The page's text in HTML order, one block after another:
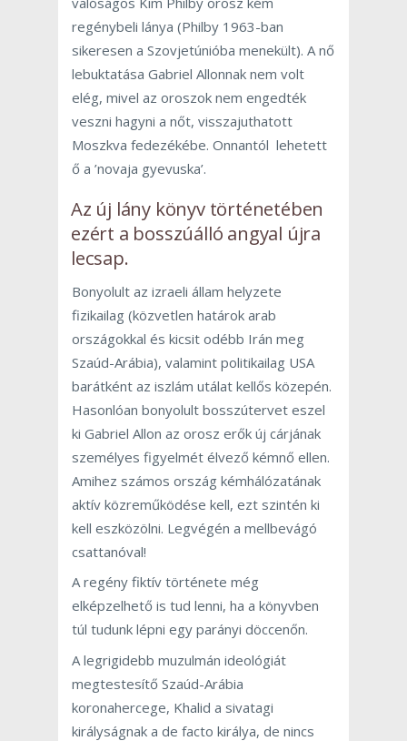
regénybeli lánya (Philby 1963-ban
sikeresen a Szovjetúnióba menekült). A nő
lebuktatása Gabriel Allonnak nem volt
elég, mivel az oroszok nem engedték
veszni hagyni a nőt, visszajuthatott
Moszkva fedezékébe. Onnantól lehetett
ő a ’novaja gyevuska’.
Az új lány könyv történetében
ezért a bosszúálló angyal újra
lecsap.
Bonyolult az izraeli állam helyzete
fizikailag (közvetlen határok arab
országokkal és kicsit odébb Irán meg
Szaúd-Arábia), valamint politikailag USA
barátként az iszlám utálat kellős közepén.
Hasonlóan bonyolult bosszútervet eszel
ki Gabriel Allon az orosz erők új cárjának
személyes figyelmét élvező kémnő ellen.
Amihez számos ország kémhálózatának
aktív közreműködése kell, ezt szintén ki
kell eszközölni. Legvégén a mellbevágó
csattanóval!
A regény fiktív története még
elképzelhető is tud lenni, ha a könyvben
túl tudunk lépni egy parányi döccenőn.
A legrigidebb muzulmán ideológiát
megtestesítő Szaúd-Arábia
koronahercege, Khalid a sivatagi
királyságnak a de facto királya, de nincs